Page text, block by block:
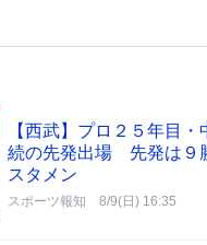
【西武】プロ２５年目
続の先発出場 先発は９
スタメン
スポーツ報知 8/9(日) 16:35